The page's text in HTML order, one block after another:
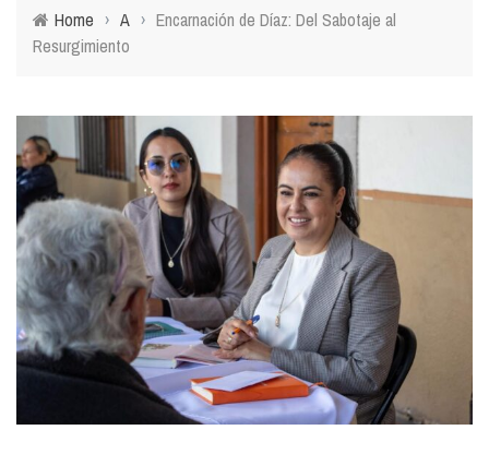
Home › A › Encarnación de Díaz: Del Sabotaje al
Resurgimiento